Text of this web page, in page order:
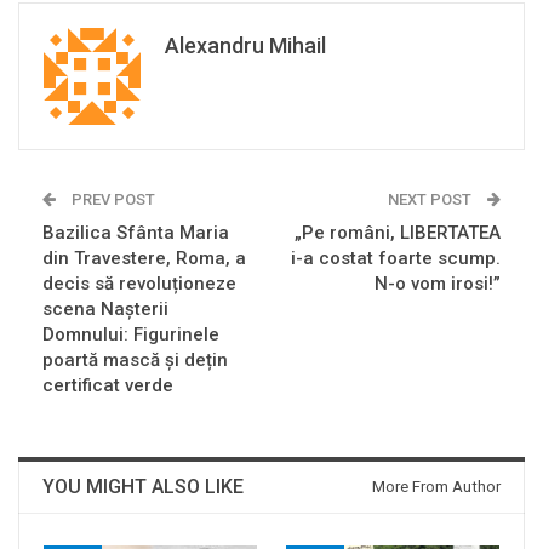
Alexandru Mihail
PREV POST
Bazilica Sfânta Maria
din Travestere, Roma, a
decis să revoluționeze
scena Nașterii
Domnului: Figurinele
poartă mască și dețin
certificat verde
NEXT POST
„Pe români, LIBERTATEA
i-a costat foarte scump.
N-o vom irosi!”
YOU MIGHT ALSO LIKE More From Author